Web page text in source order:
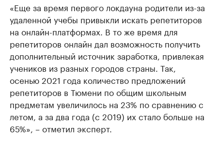
«Еще за время первого локдауна родители из-за
удаленной учебы привыкли искать репетиторов
на онлайн-платформах. В то же время для
репетиторов онлайн дал возможность получить
дополнительный источник заработка, привлекая
учеников из разных городов страны. Так,
осенью 2021 года количество предложений
репетиторов в Тюмени по общим школьным
предметам увеличилось на 23% по сравнению с
летом, а за два года (с 2019) их стало больше на
65%», – отметил эксперт.